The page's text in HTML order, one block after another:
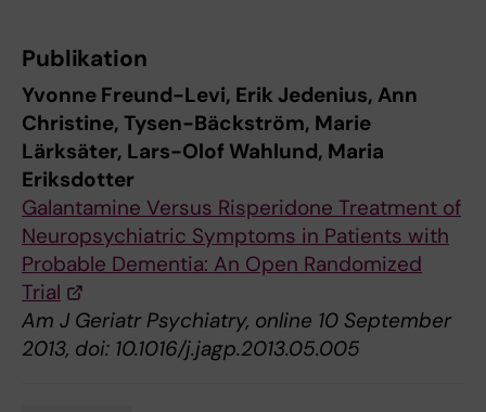
Publikation
Yvonne Freund-Levi, Erik Jedenius, Ann
Christine, Tysen-Bäckström, Marie
Lärksäter, Lars-Olof Wahlund, Maria
Eriksdotter
Galantamine Versus Risperidone Treatment of
Neuropsychiatric Symptoms in Patients with
Probable Dementia: An Open Randomized
Trial
Am J Geriatr Psychiatry, online 10 September
2013, doi: 10.1016/j.jagp.2013.05.005